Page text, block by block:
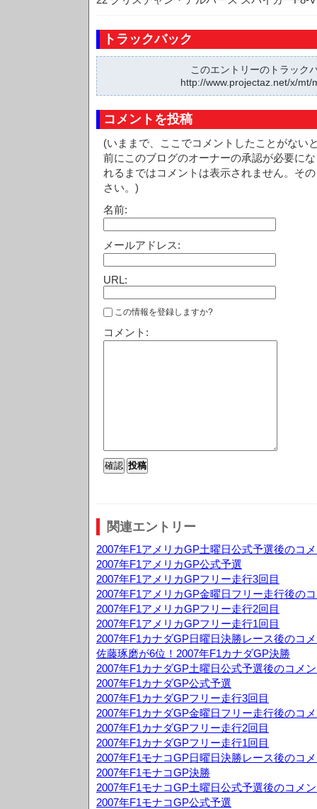
トラックバック
このエントリーのトラック
http://www.projectaz.net/x/mt/
コメントを投稿
(いままで、ここでコメントしたことがない
前にこのブログのオーナーの承認が必要に
れるまではコメントは表示されません。そ
さい。)
名前:
メールアドレス:
URL:
この情報を登録しますか?
コメント:
関連エントリー
2007年F1アメリカGP土曜日公式予選後のコ
2007年F1アメリカGP公式予選
2007年F1アメリカGPフリー走行3回目
2007年F1アメリカGP金曜日フリー走行後の
2007年F1アメリカGPフリー走行2回目
2007年F1アメリカGPフリー走行1回目
2007年F1カナダGP日曜日決勝レース後のコ
佐藤琢磨が6位！2007年F1カナダGP決勝
2007年F1カナダGP土曜日公式予選後のコメ
2007年F1カナダGP公式予選
2007年F1カナダGPフリー走行3回目
2007年F1カナダGP金曜日フリー走行後のコ
2007年F1カナダGPフリー走行2回目
2007年F1カナダGPフリー走行1回目
2007年F1モナコGP日曜日決勝レース後のコ
2007年F1モナコGP決勝
2007年F1モナコGP土曜日公式予選後のコメ
2007年F1モナコGP公式予選